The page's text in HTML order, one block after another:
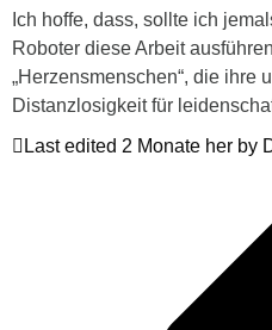
Ich hoffe, dass, sollte ich
Roboter diese Arbeit
„Herzensmenschen“, die ihre
Distanzlosigkeit für
Last edited 2 Monate her by